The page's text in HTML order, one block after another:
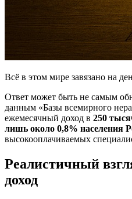
Всё в этом мире завязано на
Ответ может быть не самым
данным «Базы всемирного
ежемесячный доход в 250
лишь около 0,8% населения
высокооплачиваемых
Реалистичный
доход